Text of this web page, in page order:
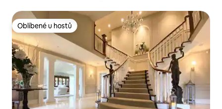
Oblíbené u hostů
Oblíbené u hostů